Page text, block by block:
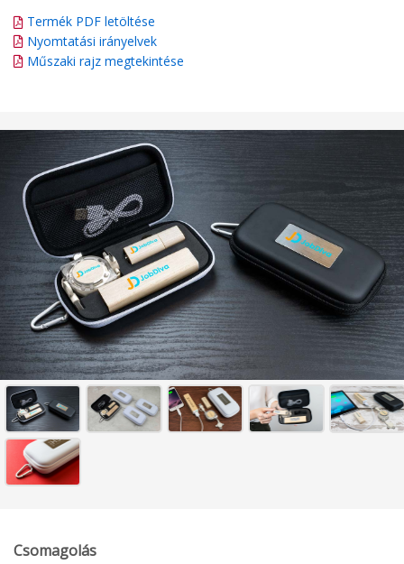
Termék PDF letöltése
Nyomtatási irányelvek
Műszaki rajz megtekintése
Csomagolás